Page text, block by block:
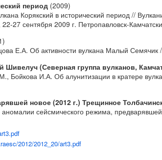
период (2009)
Корякский в исторический период //
22-27 сентября 2009 г. Петропавловск-
Е.А. Об активности вулкана Малый
(Северная группа вулканов,
Бойкова И.А. Об алунитизации в кратере
новое (2012 г.) Трещинное
сейсмического режима,
2012/2012_20/art3.pdf